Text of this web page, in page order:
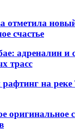
новый
счастье
адреналин и
трасс
на
оригинальное